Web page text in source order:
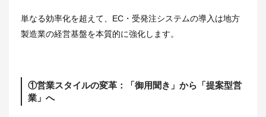
単なる効率化を超えて、EC・受発注システムの導入は地方
製造業の経営基盤を本質的に強化します。
①営業スタイルの変革：「御用聞き」から「提案型営
業」へ